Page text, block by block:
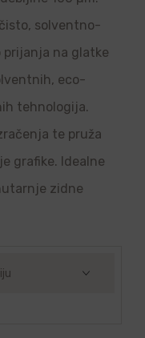
solventno-
prijanja na glatke
eco-
tehnologija.
te pruža
grafike. Idealne
zidne